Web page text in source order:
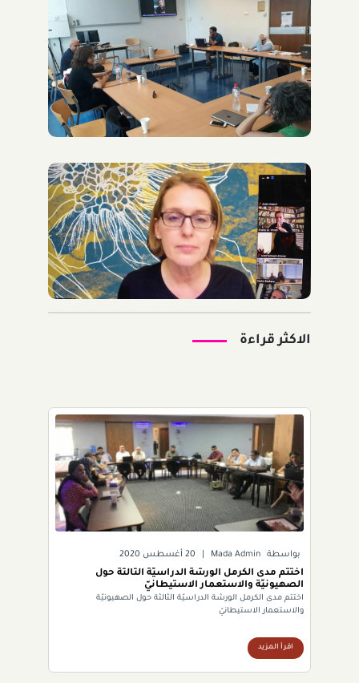
الاكثر قراءة
بواسطة Mada Admin 20 أغسطس 2020
اختتم مدى الكرمل الورشة الدراسيّة الثالثة حول
الصهيونيّة والاستعمار الاستيطانيّ
اختتم مدى الكرمل الورشة الدراسيّة الثالثة حول الصهيونيّة
والاستعمار الاستيطانيّ
اقرأ المزيد